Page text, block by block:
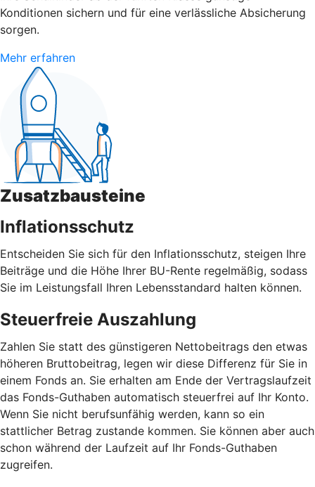
Konditionen sichern und für eine verlässliche Absicherung
sorgen.
Mehr erfahren
Zusatzbausteine
Inflationsschutz
Entscheiden Sie sich für den Inflationsschutz, steigen Ihre
Beiträge und die Höhe Ihrer BU-Rente regelmäßig, sodass
Sie im Leistungsfall Ihren Lebensstandard halten können.
Steuerfreie Auszahlung
Zahlen Sie statt des günstigeren Nettobeitrags den etwas
höheren Bruttobeitrag, legen wir diese Differenz für Sie in
einem Fonds an. Sie erhalten am Ende der Vertragslaufzeit
das Fonds-Guthaben automatisch steuerfrei auf Ihr Konto.
Wenn Sie nicht berufsunfähig werden, kann so ein
stattlicher Betrag zustande kommen. Sie können aber auch
schon während der Laufzeit auf Ihr Fonds-Guthaben
zugreifen.